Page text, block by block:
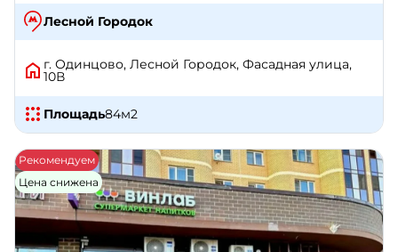
Лесной Городок
г. Одинцово, Лесной Городок, Фасадная улица,
10В
Площадь84м2
Рекомендуем
Цена снижена